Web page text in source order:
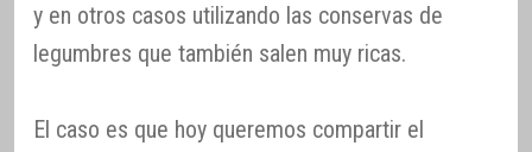
y en otros casos utilizando las conservas de
legumbres que también salen muy ricas.
El caso es que hoy queremos compartir el